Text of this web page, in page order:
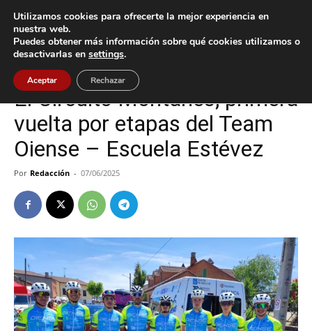
Inicio Deportes
Deportes Oia
El Circuito Montañés, primera
vuelta por etapas del Team
Oiense – Escuela Estévez
Por Redacción - 07/06/2025
Utilizamos cookies para ofrecerte la mejor experiencia en
nuestra web.
Puedes obtener más información sobre qué cookies utilizamos o
desactivarlas en settings.
Aceptar Rechazar